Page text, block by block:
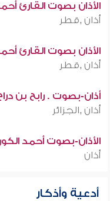
الأذان بصوت القارئ
أذان ,قطر
الأذان بصوت القارئ
أذان ,قطر
أذان-بصوت . رابح بن
أذان ,الجزائر
الأذان-بصوت أحمد
أذان
أدعية وأذكار